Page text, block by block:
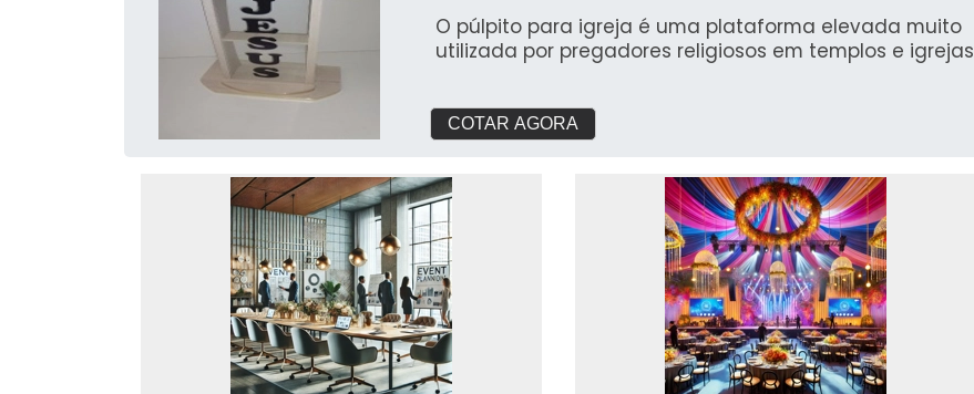
O púlpito para igreja é uma plataforma elevada muito
utilizada por pregadores religiosos em templos e igrejas
COTAR AGORA